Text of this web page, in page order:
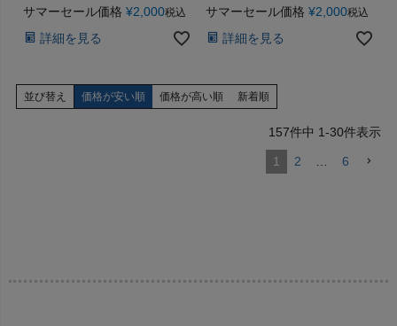
サマーセール価格 ¥2,000税込
詳細を見る
サマーセール価格 ¥2,000税込
詳細を見る
並び替え 価格が安い順 価格が高い順 新着順
157件中 1-30件表示
1 2 6